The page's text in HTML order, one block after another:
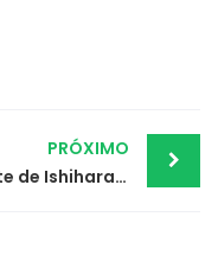
PRÓXIMO
Teste de Ishihara das cores